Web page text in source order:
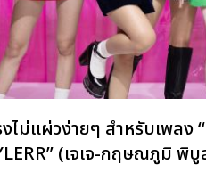
ไม่แผ่วง่ายๆ สำหรับเพลง
(เจเจ-กฤษณภูมิ พิบู